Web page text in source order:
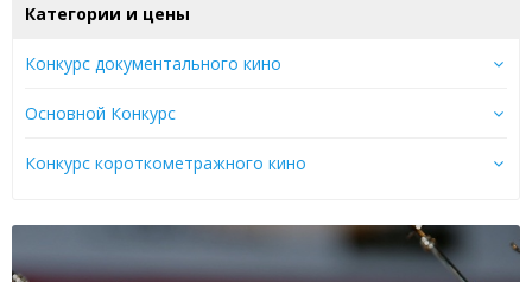
Категории и цены
Конкурс документального кино
Основной Конкурс
Конкурс короткометражного кино